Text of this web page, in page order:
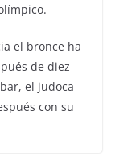
el bronce ha
de diez
el judoca
con su